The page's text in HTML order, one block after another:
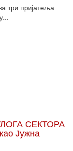
три пријатеља
СЕКТОРА
Јужна